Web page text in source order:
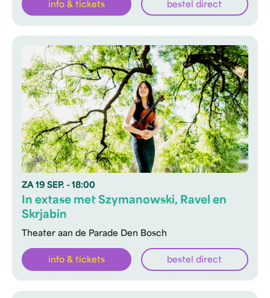
info & tickets bestel direct
ZA 19 SEP. - 18:00
Theater aan de Parade Den Bosch
In extase met Szymanowski, Ravel en
Skrjabin
info & tickets bestel direct